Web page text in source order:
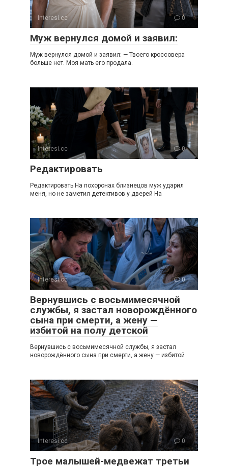
Interesi.cc 0
Муж вернулся домой и заявил:
Муж вернулся домой и заявил: — Твоего кроссовера
больше нет. Моя мать его продала.
Interesi.cc 0
Редактировать
Редактировать На похоронах близнецов муж ударил
меня, но не заметил детективов у дверей На
Interesi.cc 0
Вернувшись с восьмимесячной
службы, я застал новорождённого
сына при смерти, а жену —
избитой на полу детской
Вернувшись с восьмимесячной службы, я застал
новорождённого сына при смерти, а жену — избитой
Interesi.cc 0
Трое малышей-медвежат третьи